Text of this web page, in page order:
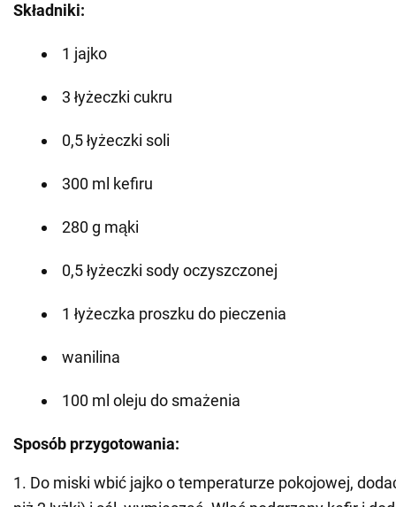
Składniki:
1 jajko
3 łyżeczki cukru
0,5 łyżeczki soli
300 ml kefiru
280 g mąki
0,5 łyżeczki sody oczyszczonej
1 łyżeczka proszku do pieczenia
wanilina
100 ml oleju do smażenia
Sposób przygotowania:
1. Do miski wbić jajko o temperaturze pokojowej,